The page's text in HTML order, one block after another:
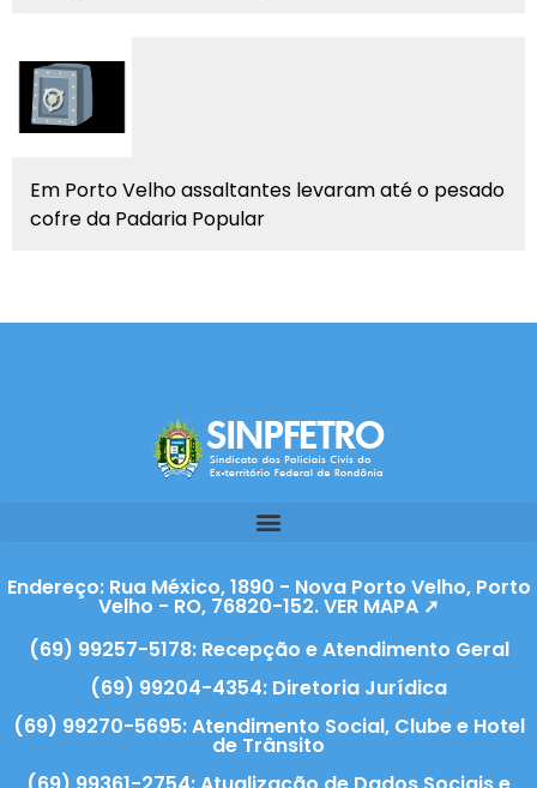
Em Porto Velho assaltantes levaram até o pesado
cofre da Padaria Popular
Endereço: Rua México, 1890 - Nova Porto Velho, Porto
Velho - RO, 76820-152. VER MAPA ➚
(69) 99257-5178: Recepção e Atendimento Geral
(69) 99204-4354: Diretoria Jurídica
(69) 99270-5695: Atendimento Social, Clube e Hotel
de Trânsito